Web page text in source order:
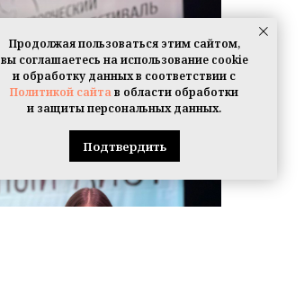
Продолжая пользоваться этим сайтом,
вы соглашаетесь на использование cookie
и обработку данных в соответствии с
Политикой сайтав области обработки
и защиты персональных данных.
Подтвердить